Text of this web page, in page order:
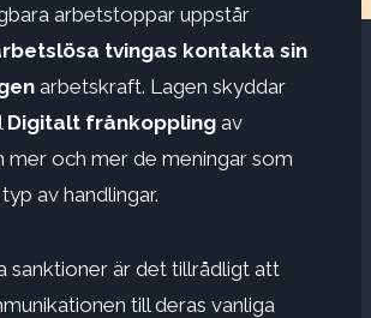
arbetstoppar uppstår
tvingas kontakta sin
arbetskraft. Lagen skyddar
Digitalt frånkoppling av
mer och mer de meningar som
av handlingar.
sanktioner är det tillrådligt att
till deras vanliga